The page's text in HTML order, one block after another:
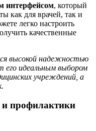
интерфейсом, который
как для врачей, так и
легко настроить
качественные
высокой надежностью
его идеальным выбором
учреждений, а
и профилактики